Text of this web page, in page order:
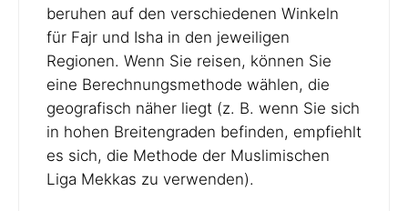
beruhen auf den verschiedenen Winkeln
für Fajr und Isha in den jeweiligen
Regionen. Wenn Sie reisen, können Sie
eine Berechnungsmethode wählen, die
geografisch näher liegt (z. B. wenn Sie sich
in hohen Breitengraden befinden, empfiehlt
es sich, die Methode der Muslimischen
Liga Mekkas zu verwenden).